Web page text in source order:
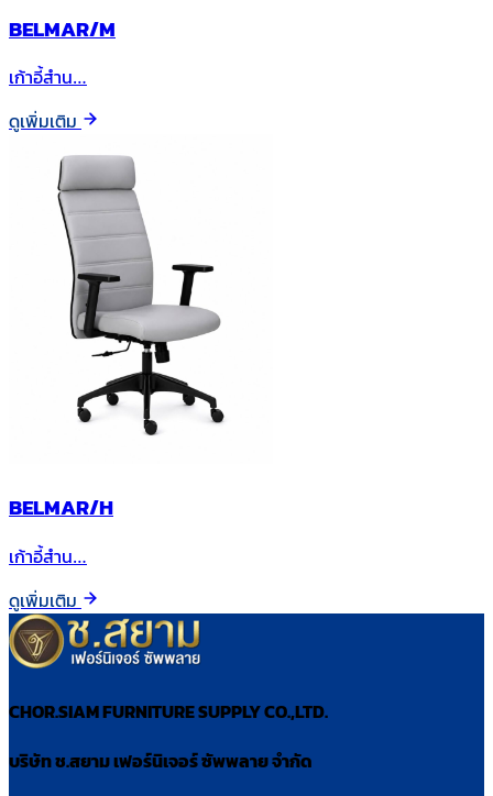
BELMAR/M
เก้าอี้สำน…
ดูเพิ่มเติม
BELMAR/H
เก้าอี้สำน…
ดูเพิ่มเติม
CHOR.SIAM FURNITURE SUPPLY CO.,LTD.
บริษัท ช.สยาม เฟอร์นิเจอร์ ซัพพลาย จำกัด